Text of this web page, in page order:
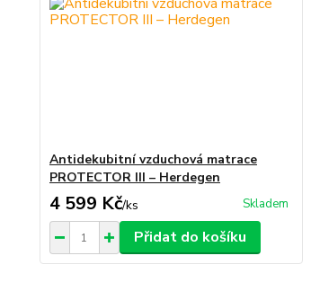
Antidekubitní vzduchová matrace
PROTECTOR III – Herdegen
4 599 Kč/ks Skladem
Přidat do košíku